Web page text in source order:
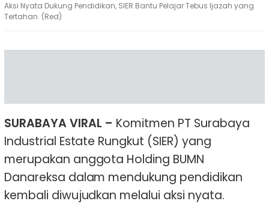
Aksi Nyata Dukung Pendidikan, SIER Bantu Pelajar Tebus Ijazah yang
Tertahan. (Red)
SURABAYA VIRAL – Komitmen PT Surabaya
Industrial Estate Rungkut (SIER) yang
merupakan anggota Holding BUMN
Danareksa dalam mendukung pendidikan
kembali diwujudkan melalui aksi nyata.